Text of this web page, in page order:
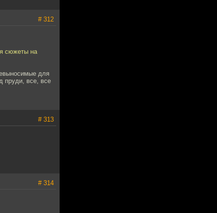
# 312
сюжеты на
для
пруди, все, все
# 313
# 314